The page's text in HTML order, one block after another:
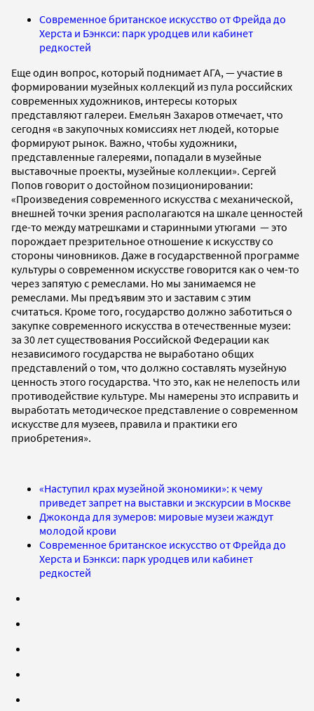
Современное британское искусство от Фрейда до
Херста и Бэнкси: парк уродцев или кабинет
редкостей
Еще один вопрос, который поднимает АГА, — участие в
формировании музейных коллекций из пула российских
современных художников, интересы которых
представляют галереи. Емельян Захаров отмечает, что
сегодня «в закупочных комиссиях нет людей, которые
формируют рынок. Важно, чтобы художники,
представленные галереями, попадали в музейные
выставочные проекты, музейные коллекции». Сергей
Попов говорит о достойном позиционировании:
«Произведения современного искусства с механической,
внешней точки зрения располагаются на шкале ценностей
где-то между матрешками и старинными утюгами — это
порождает презрительное отношение к искусству со
стороны чиновников. Даже в государственной программе
культуры о современном искусстве говорится как о чем-то
через запятую с ремеслами. Но мы занимаемся не
ремеслами. Мы предъявим это и заставим с этим
считаться. Кроме того, государство должно заботиться о
закупке современного искусства в отечественные музеи:
за 30 лет существования Российской Федерации как
независимого государства не выработано общих
представлений о том, что должно составлять музейную
ценность этого государства. Что это, как не нелепость или
противодействие культуре. Мы намерены это исправить и
выработать методическое представление о современном
искусстве для музеев, правила и практики его
приобретения».
«Наступил крах музейной экономики»: к чему
приведет запрет на выставки и экскурсии в Москве
Джоконда для зумеров: мировые музеи жаждут
молодой крови
Современное британское искусство от Фрейда до
Херста и Бэнкси: парк уродцев или кабинет
редкостей